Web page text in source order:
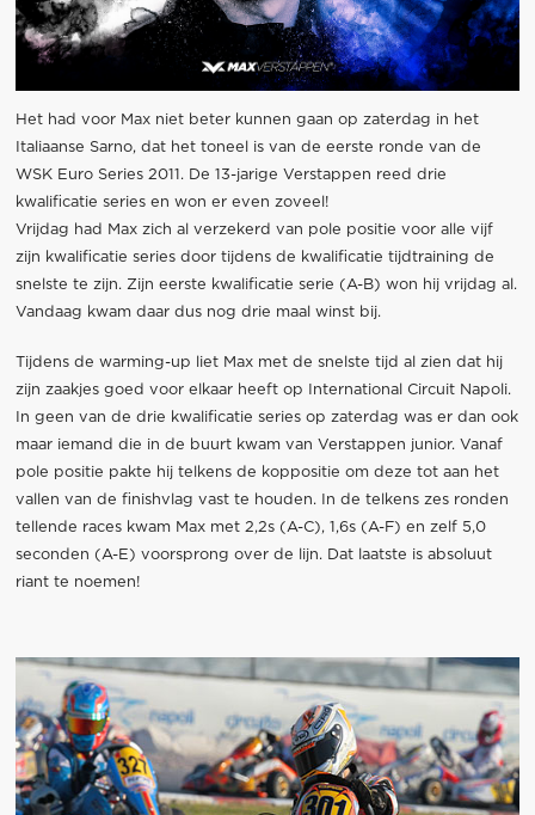
Het had voor Max niet beter kunnen gaan op zaterdag in het
Italiaanse Sarno, dat het toneel is van de eerste ronde van de
WSK Euro Series 2011. De 13-jarige Verstappen reed drie
kwalificatie series en won er even zoveel!
Vrijdag had Max zich al verzekerd van pole positie voor alle vijf
zijn kwalificatie series door tijdens de kwalificatie tijdtraining de
snelste te zijn. Zijn eerste kwalificatie serie (A-B) won hij vrijdag al.
Vandaag kwam daar dus nog drie maal winst bij.
Tijdens de warming-up liet Max met de snelste tijd al zien dat hij
zijn zaakjes goed voor elkaar heeft op International Circuit Napoli.
In geen van de drie kwalificatie series op zaterdag was er dan ook
maar iemand die in de buurt kwam van Verstappen junior. Vanaf
pole positie pakte hij telkens de koppositie om deze tot aan het
vallen van de finishvlag vast te houden. In de telkens zes ronden
tellende races kwam Max met 2,2s (A-C), 1,6s (A-F) en zelf 5,0
seconden (A-E) voorsprong over de lijn. Dat laatste is absoluut
riant te noemen!